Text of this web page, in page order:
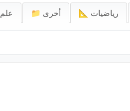
🔬 علم 📁 أخرى 📐 رياضيات